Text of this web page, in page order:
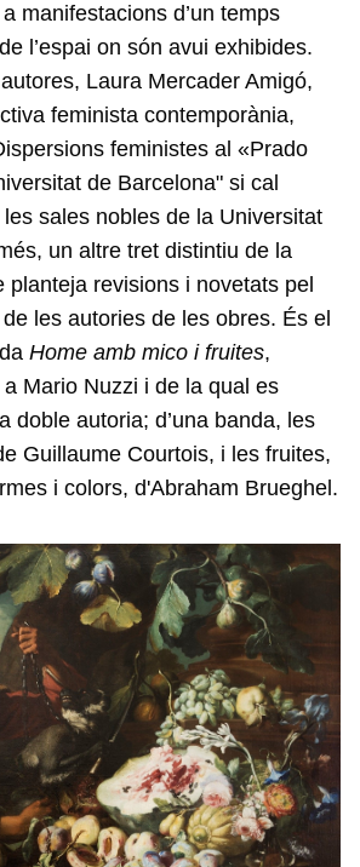
manifestacions d’un temps
l’espai on són avui exhibides.
Laura Mercader Amigó,
feminista contemporània,
feministes al «Prado
de Barcelona" si cal
sales nobles de la Universitat
un altre tret distintiu de la
planteja revisions i novetats pel
les autories de les obres. És el
Home amb mico i fruites,
Mario Nuzzi i de la qual es
doble autoria; d’una banda, les
Guillaume Courtois, i les fruites,
i colors, d'Abraham Brueghel.